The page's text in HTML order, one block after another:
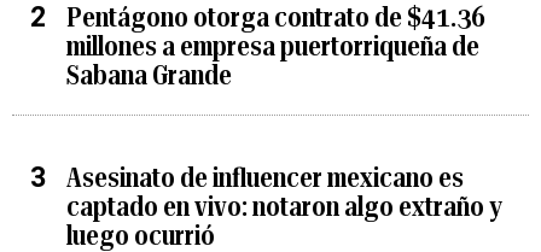
Pentágono otorga contrato de $41.36
millones a empresa puertorriqueña de
Sabana Grande
Asesinato de influencer mexicano es
captado en vivo: notaron algo extraño y
luego ocurrió